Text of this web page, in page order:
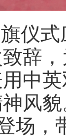
仪
辞
中
风
场，